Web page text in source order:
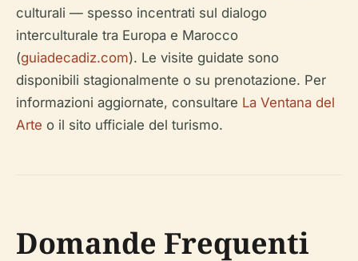
culturali — spesso incentrati sul dialogo
interculturale tra Europa e Marocco
(guiadecadiz.com). Le visite guidate sono
disponibili stagionalmente o su prenotazione. Per
informazioni aggiornate, consultare La Ventana del
Arte o il sito ufficiale del turismo.
Domande Frequenti